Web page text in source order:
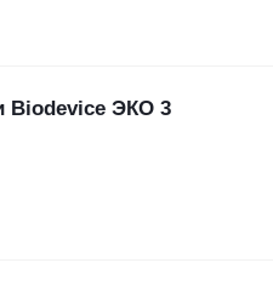
Biodevice ЭКО 3